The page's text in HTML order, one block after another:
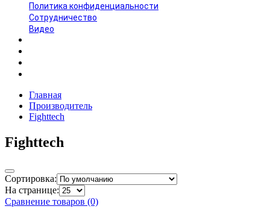
Политика конфиденциальности
Сотрудничество
Видео
Главная
Производитель
Fighttech
Fighttech
Сортировка:
На странице:
Сравнение товаров (0)